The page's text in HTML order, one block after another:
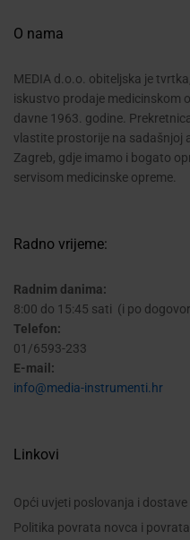
O nama
MEDIA d.o.o. obiteljska je
iskustvo prodaje medicinskom
davne 1963. godine.
vlastite prostorije na sadašnjoj
Zagreb, gdje imamo i bogato
servisom medicinske opreme.
Radno vrijeme:
Radnim danima:
8:00 do 15:45 sati (i po
Telefon:
01/6593-233
E-mail:
info@media-instrumenti.hr
Linkovi
Opći uvjeti poslovanja i dostave
Politika povrata novca i povrata